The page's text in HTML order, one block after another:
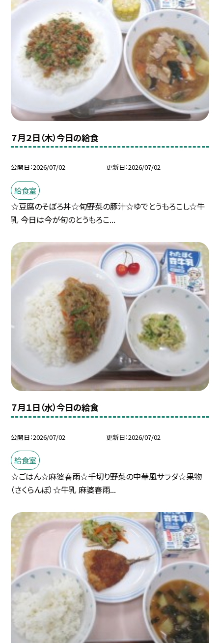
７月２日（木）今日の給食
公開日 2026/07/02 更新日 2026/07/02
給食室
☆豆腐のそぼろ丼☆旬野菜の豚汁☆ゆでとうもろこし☆牛
乳 今日は今が旬のとうもろこ...
７月１日（水）今日の給食
公開日 2026/07/02 更新日 2026/07/02
給食室
☆ごはん☆麻婆春雨☆千切り野菜の中華風サラダ☆果物
（さくらんぼ）☆牛乳 麻婆春雨...